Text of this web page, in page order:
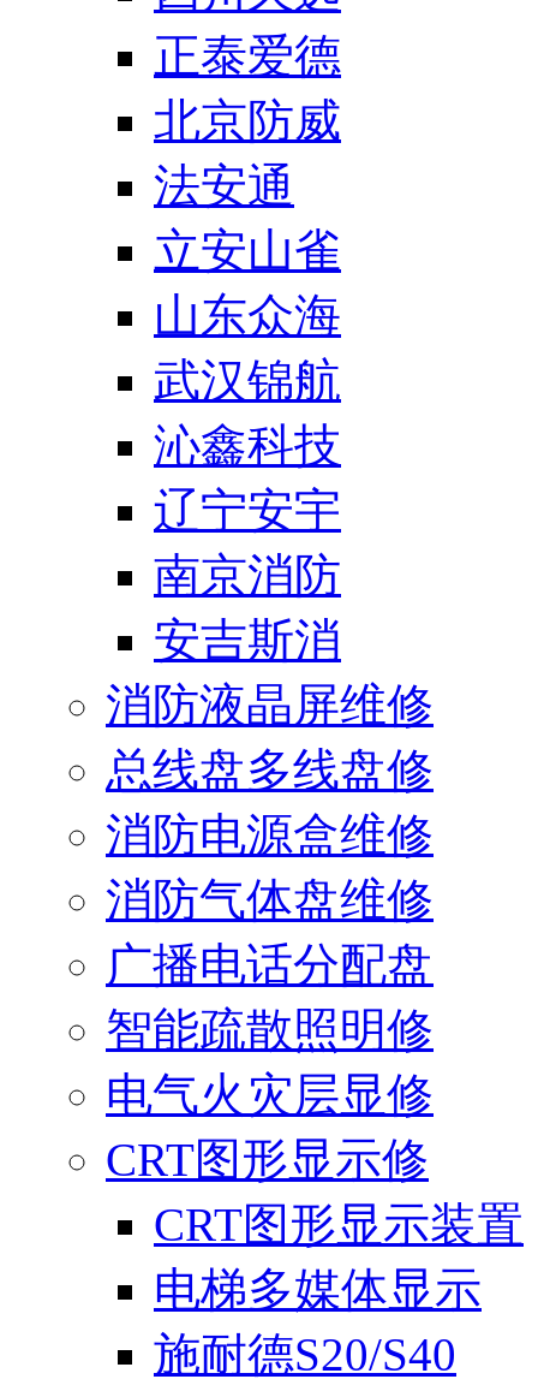
正泰爱德
北京防威
法安通
立安山雀
山东众海
武汉锦航
沁鑫科技
辽宁安宇
南京消防
安吉斯消
消防液晶屏维修
总线盘多线盘修
消防电源盒维修
消防气体盘维修
广播电话分配盘
智能疏散照明修
电气火灾层显修
CRT图形显示修
CRT图形显示装置
电梯多媒体显示
施耐德S20/S40